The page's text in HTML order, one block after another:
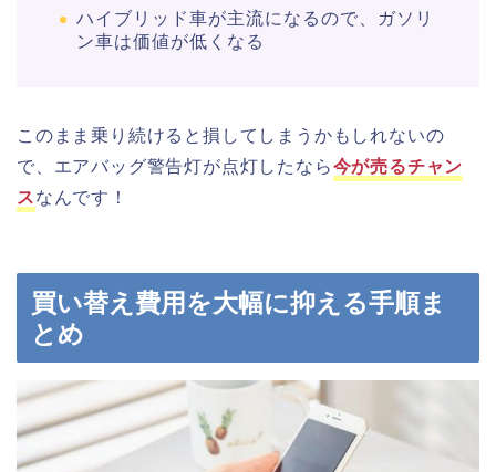
ハイブリッド車が主流になるので、ガソリ
ン車は価値が低くなる
このまま乗り続けると損してしまうかもしれないの
で、エアバッグ警告灯が点灯したなら今が売るチャン
スなんです！
買い替え費用を大幅に抑える手順ま
とめ